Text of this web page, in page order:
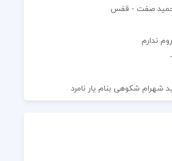
حمید صفت - قفس
ندارم
شهرام شکوهی بنام یار نامرد